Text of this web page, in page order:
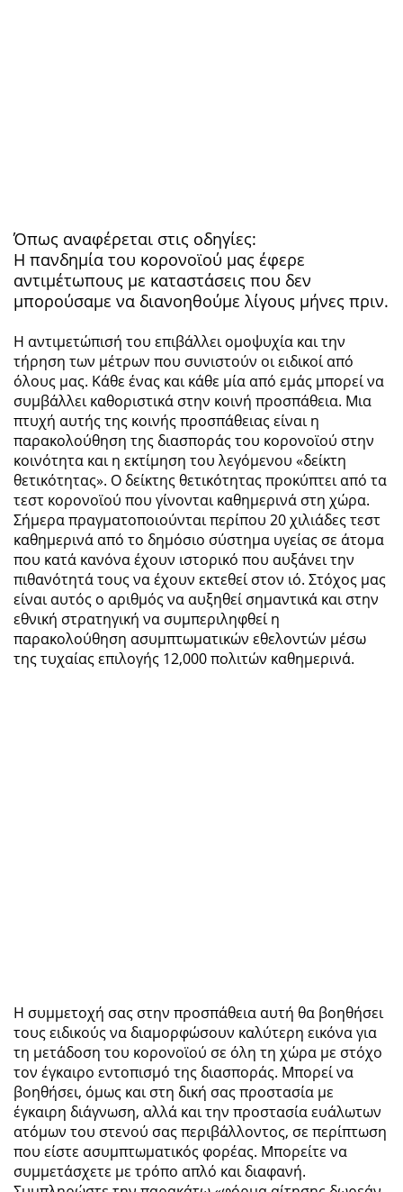
Όπως αναφέρεται στις οδηγίες:
Η πανδημία του κορονοϊού μας έφερε
αντιμέτωπους με καταστάσεις που δεν
μπορούσαμε να διανοηθούμε λίγους μήνες πριν.
Η αντιμετώπισή του επιβάλλει ομοψυχία και την
τήρηση των μέτρων που συνιστούν οι ειδικοί από
όλους μας. Κάθε ένας και κάθε μία από εμάς μπορεί να
συμβάλλει καθοριστικά στην κοινή προσπάθεια. Μια
πτυχή αυτής της κοινής προσπάθειας είναι η
παρακολούθηση της διασποράς του κορονοϊού στην
κοινότητα και η εκτίμηση του λεγόμενου «δείκτη
θετικότητας». Ο δείκτης θετικότητας προκύπτει από τα
τεστ κορονοϊού που γίνονται καθημερινά στη χώρα.
Σήμερα πραγματοποιούνται περίπου 20 χιλιάδες τεστ
καθημερινά από το δημόσιο σύστημα υγείας σε άτομα
που κατά κανόνα έχουν ιστορικό που αυξάνει την
πιθανότητά τους να έχουν εκτεθεί στον ιό. Στόχος μας
είναι αυτός ο αριθμός να αυξηθεί σημαντικά και στην
εθνική στρατηγική να συμπεριληφθεί η
παρακολούθηση ασυμπτωματικών εθελοντών μέσω
της τυχαίας επιλογής 12,000 πολιτών καθημερινά.
Η συμμετοχή σας στην προσπάθεια αυτή θα βοηθήσει
τους ειδικούς να διαμορφώσουν καλύτερη εικόνα για
τη μετάδοση του κορονοϊού σε όλη τη χώρα με στόχο
τον έγκαιρο εντοπισμό της διασποράς. Μπορεί να
βοηθήσει, όμως και στη δική σας προστασία με
έγκαιρη διάγνωση, αλλά και την προστασία ευάλωτων
ατόμων του στενού σας περιβάλλοντος, σε περίπτωση
που είστε ασυμπτωματικός φορέας. Μπορείτε να
συμμετάσχετε με τρόπο απλό και διαφανή.